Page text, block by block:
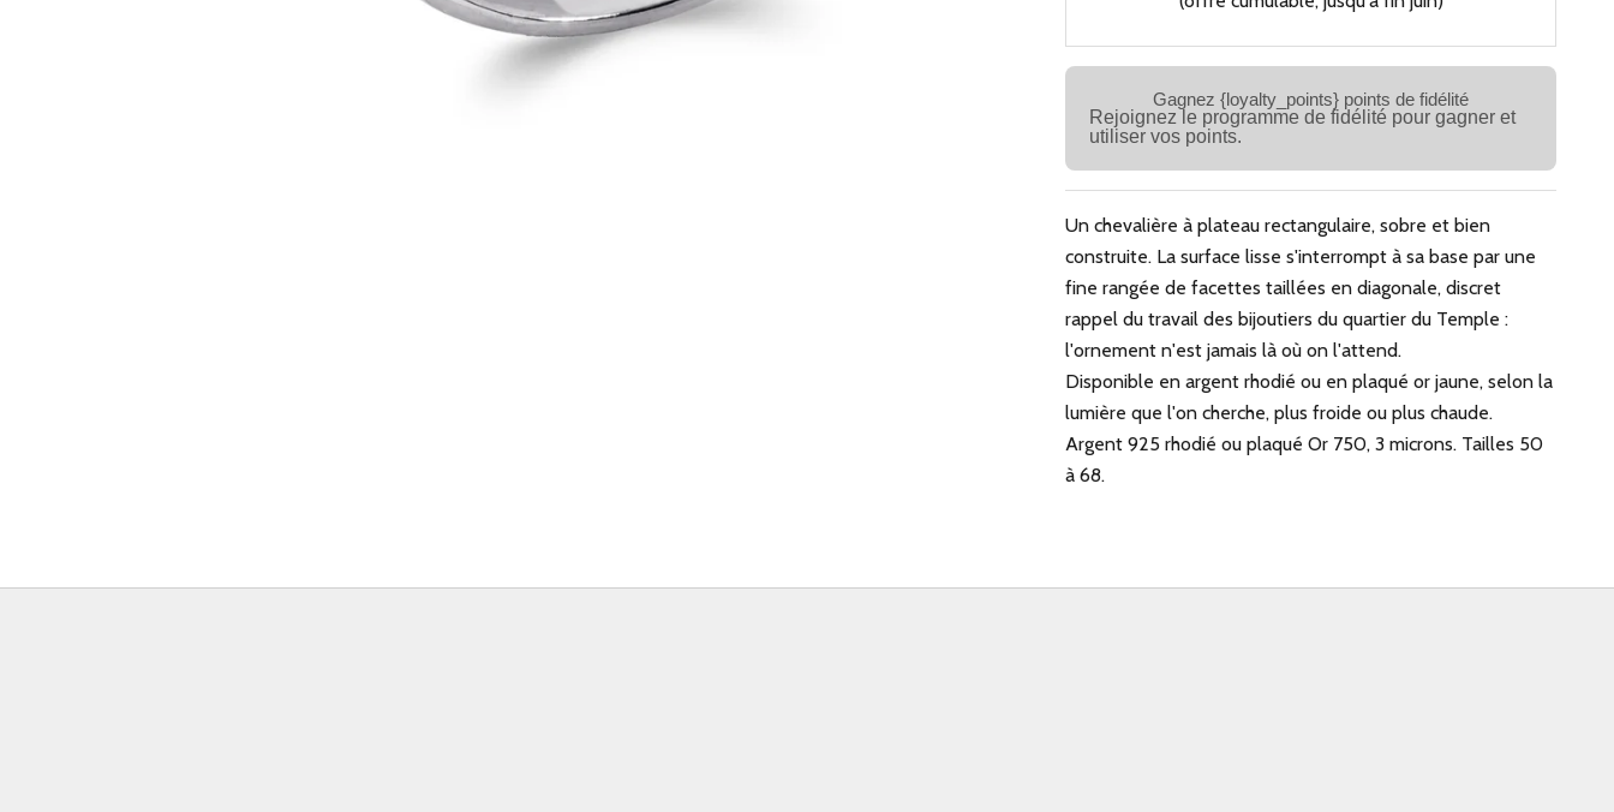
Gagnez {loyalty_points} points de fidélité
Rejoignez le programme de fidélité pour gagner et
utiliser vos points.
Un chevalière à plateau rectangulaire, sobre et bien
construite. La surface lisse s'interrompt à sa base par une
fine rangée de facettes taillées en diagonale, discret
rappel du travail des bijoutiers du quartier du Temple :
l'ornement n'est jamais là où on l'attend.
Disponible en argent rhodié ou en plaqué or jaune, selon la
lumière que l'on cherche, plus froide ou plus chaude.
Argent 925 rhodié ou plaqué Or 750, 3 microns. Tailles 50
à 68.